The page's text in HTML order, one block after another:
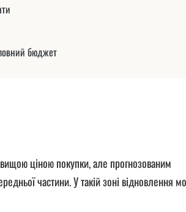
бюджет
вищою ціною покупки, але прогнозованим
частини. У такій зоні відновлення